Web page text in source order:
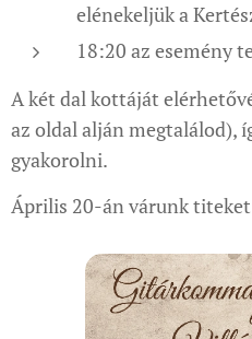
elénekeljük a
18:20 az esemény
A két dal kottáját
az oldal alján megtalálod),
gyakorolni.
Április 20-án várunk